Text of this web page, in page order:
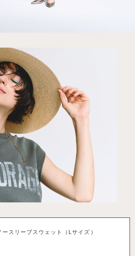
スリーブスウェット（Lサイズ）